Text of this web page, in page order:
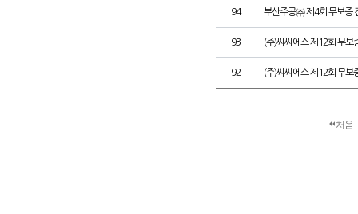
94 부산주공㈜ 제4회 무보증
93 (주)씨씨에스 제12회 무보
92 (주)씨씨에스 제12회 무보
처음